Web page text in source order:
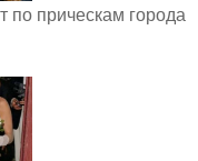
по прическам города